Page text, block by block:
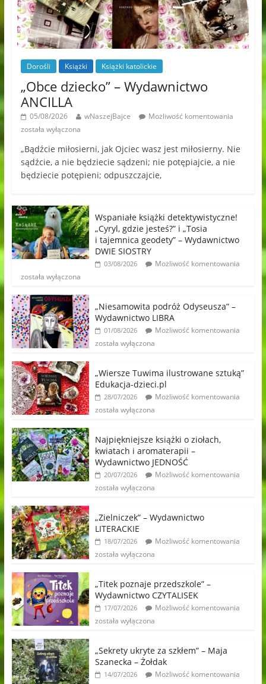
Dorośli Książki Książki katolickie
„Obce dziecko” – Wydawnictwo
ANCILLA
05/08/2026 wNaszejBajce
Możliwość komentowania
została wyłączona
„Bądźcie miłosierni, jak Ojciec wasz jest miłosierny. Nie
sądźcie, a nie będziecie sądzeni; nie potępiajcie, a nie
będziecie potępieni; odpuszczajcie,
Wspaniałe książki detektywistyczne!
„Cyryl, gdzie jesteś?” i „Tosia
i tajemnica geodety” – Wydawnictwo
DWIE SIOSTRY
03/08/2026
Możliwość komentowania
została wyłączona
„Niesamowita podróż Odyseusza” –
Wydawnictwo LIBRA
01/08/2026
Możliwość komentowania
została wyłączona
„Wiersze Tuwima ilustrowane sztuką”
Edukacja-dzieci.pl
28/07/2026
Możliwość komentowania
została wyłączona
Najpiękniejsze książki o ziołach,
kwiatach i aromaterapii –
Wydawnictwo JEDNOŚĆ
20/07/2026
Możliwość komentowania
została wyłączona
„Zielniczek” – Wydawnictwo
LITERACKIE
18/07/2026
Możliwość komentowania
została wyłączona
„Titek poznaje przedszkole” –
Wydawnictwo CZYTALISEK
17/07/2026
Możliwość komentowania
została wyłączona
„Sekrety ukryte za szkłem” – Maja
Szanecka – Żołdak
14/07/2026
Możliwość komentowania